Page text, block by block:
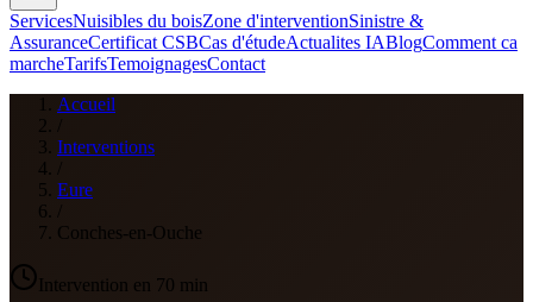
ServicesNuisibles du boisZone d'interventionSinistre &
AssuranceCertificat CSBCas d'étudeActualites IABlogComment ca
marcheTarifsTemoignagesContact
Accueil
Interventions
Eure
Conches-en-Ouche
Intervention en 70 min